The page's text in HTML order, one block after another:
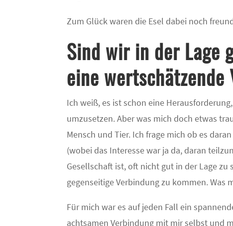
Zum Glück waren die Esel dabei noch
Sind wir in der Lage
eine
Ich weiß, es ist schon eine
umzusetzen. Aber was mich doch etwas
Mensch und Tier. Ich frage mich ob es
(wobei das Interesse war ja da, daran
Gesellschaft ist, oft nicht gut in der Lage
gegenseitige Verbindung zu kommen. Was
Für mich war es auf jeden Fall ein
achtsamen Verbindung mit mir selbst und